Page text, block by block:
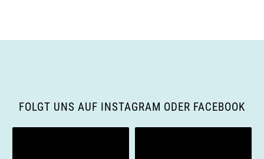
a
FOLGT UNS AUF INSTAGRAM ODER FACEBOOK